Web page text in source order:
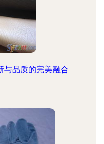
与品质的完美融合